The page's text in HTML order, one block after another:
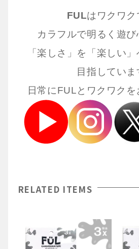
FULはワクワク
カラフルで明るく遊び
「楽しさ」を「楽しい
目指していま
日常にFULとワクワクを
RELATED ITEMS